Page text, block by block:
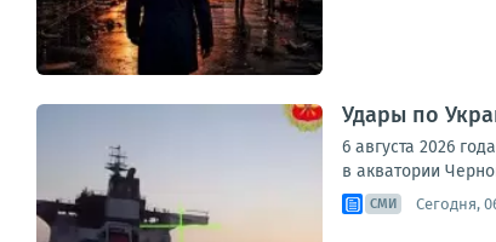
Удары по
6 августа 2026
в акватории
СМИ Сегодня,